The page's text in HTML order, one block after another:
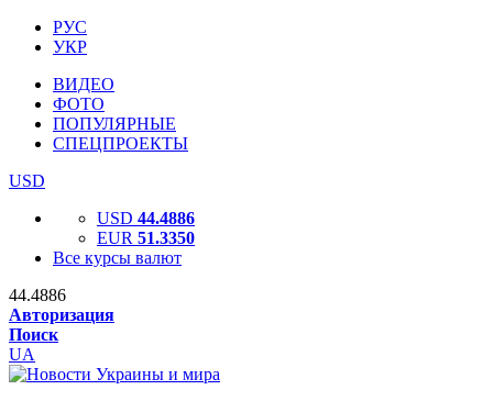
РУС
УКР
ВИДЕО
ФОТО
ПОПУЛЯРНЫЕ
СПЕЦПРОЕКТЫ
USD
USD 44.4886
EUR 51.3350
Все курсы валют
44.4886
Авторизация
Поиск
UA